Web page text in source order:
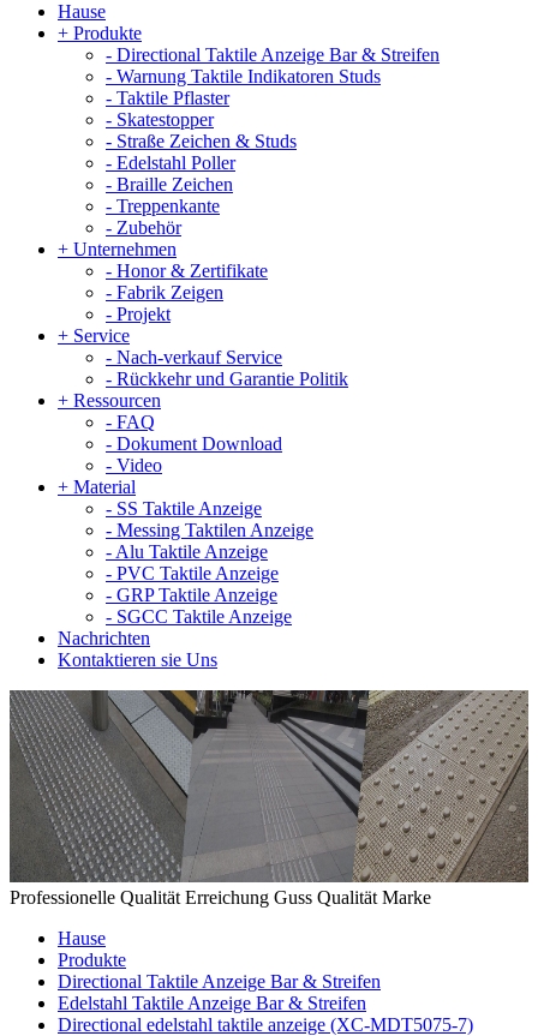
Hause
+ Produkte
- Directional Taktile Anzeige Bar & Streifen
- Warnung Taktile Indikatoren Studs
- Taktile Pflaster
- Skatestopper
- Straße Zeichen & Studs
- Edelstahl Poller
- Braille Zeichen
- Treppenkante
- Zubehör
+ Unternehmen
- Honor & Zertifikate
- Fabrik Zeigen
- Projekt
+ Service
- Nach-verkauf Service
- Rückkehr und Garantie Politik
+ Ressourcen
- FAQ
- Dokument Download
- Video
+ Material
- SS Taktile Anzeige
- Messing Taktilen Anzeige
- Alu Taktile Anzeige
- PVC Taktile Anzeige
- GRP Taktile Anzeige
- SGCC Taktile Anzeige
Nachrichten
Kontaktieren sie Uns
Professionelle Qualität Erreichung Guss Qualität Marke
Hause
Produkte
Directional Taktile Anzeige Bar & Streifen
Edelstahl Taktile Anzeige Bar & Streifen
Directional edelstahl taktile anzeige (XC-MDT5075-7)